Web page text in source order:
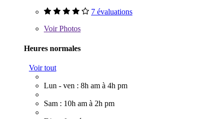
7 évaluations
VoirPhotos
Heures normales
Voir tout
Lun - ven : 8h am à 4h pm
Sam : 10h am à 2h pm